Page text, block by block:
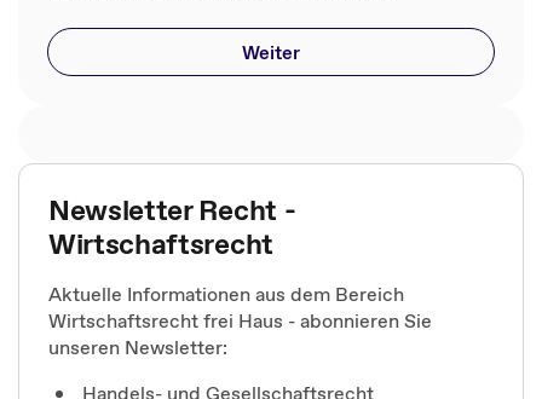
Weiter
Newsletter Recht -
Wirtschaftsrecht
Aktuelle Informationen aus dem Bereich
Wirtschaftsrecht frei Haus - abonnieren Sie
unseren Newsletter:
Handels- und Gesellschaftsrecht